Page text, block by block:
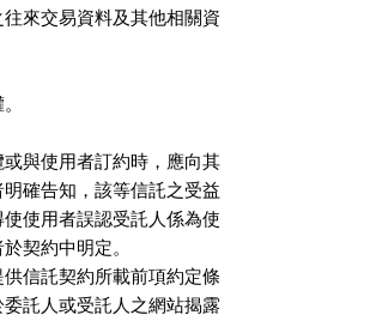
往來交易資料及其他相關資
或與使用者訂約時，應向其
明確告知，該等信託之受益
使使用者誤認受託人係為使
契約中明定。
供信託契約所載前項約定條
委託人或受託人之網站揭露